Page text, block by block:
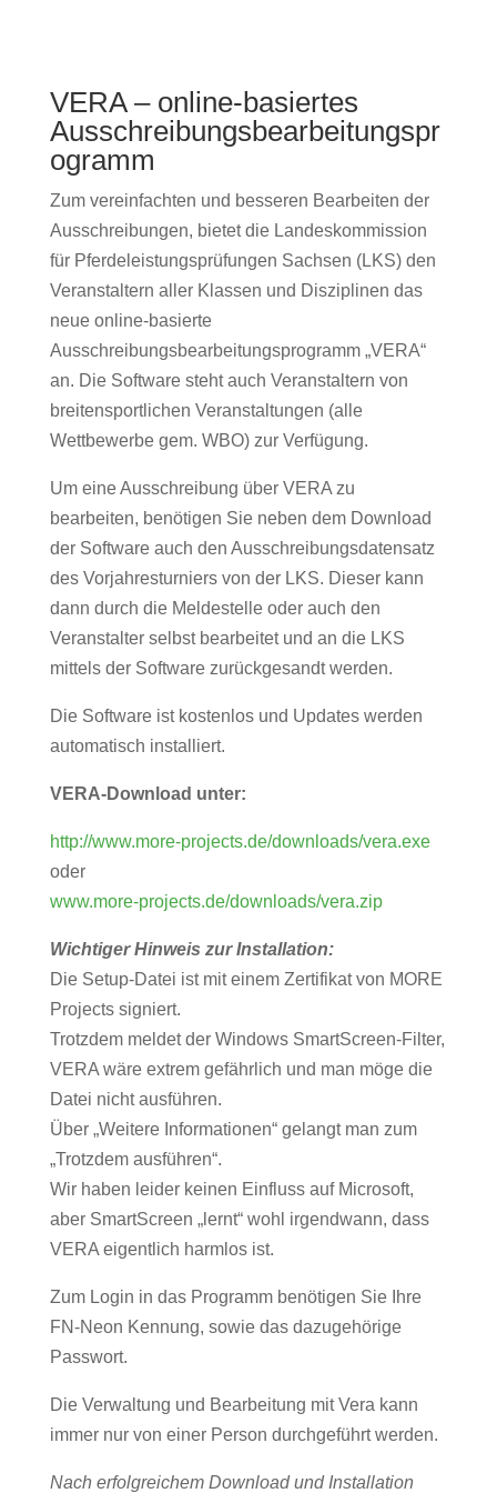
VERA – online-basiertes
Ausschreibungsbearbeitungspr
ogramm
Zum vereinfachten und besseren Bearbeiten der
Ausschreibungen, bietet die Landeskommission
für Pferdeleistungsprüfungen Sachsen (LKS) den
Veranstaltern aller Klassen und Disziplinen das
neue online-basierte
Ausschreibungsbearbeitungsprogramm „VERA“
an. Die Software steht auch Veranstaltern von
breitensportlichen Veranstaltungen (alle
Wettbewerbe gem. WBO) zur Verfügung.
Um eine Ausschreibung über VERA zu
bearbeiten, benötigen Sie neben dem Download
der Software auch den Ausschreibungsdatensatz
des Vorjahresturniers von der LKS. Dieser kann
dann durch die Meldestelle oder auch den
Veranstalter selbst bearbeitet und an die LKS
mittels der Software zurückgesandt werden.
Die Software ist kostenlos und Updates werden
automatisch installiert.
VERA-Download unter:
http://www.more-projects.de/downloads/vera.exe
oder
www.more-projects.de/downloads/vera.zip
Wichtiger Hinweis zur Installation:
Die Setup-Datei ist mit einem Zertifikat von MORE
Projects signiert.
Trotzdem meldet der Windows SmartScreen-Filter,
VERA wäre extrem gefährlich und man möge die
Datei nicht ausführen.
Über „Weitere Informationen“ gelangt man zum
„Trotzdem ausführen“.
Wir haben leider keinen Einfluss auf Microsoft,
aber SmartScreen „lernt“ wohl irgendwann, dass
VERA eigentlich harmlos ist.
Zum Login in das Programm benötigen Sie Ihre
FN-Neon Kennung, sowie das dazugehörige
Passwort.
Die Verwaltung und Bearbeitung mit Vera kann
immer nur von einer Person durchgeführt werden.
Nach erfolgreichem Download und Installation